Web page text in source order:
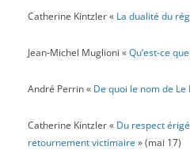
Catherine Kintzler « La dualité du
Jean-Michel Muglioni «Qu’est-ce
André Perrin « De quoi le nom de Le
Catherine Kintzler « Du respect
retournement victimaire » (mai 17)